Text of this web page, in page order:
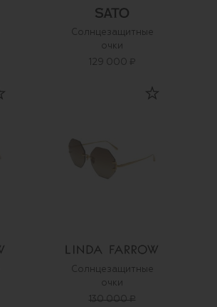
Солнцезащитные
очки
129 000 ₽
Солнцезащитные
очки
130 000 ₽